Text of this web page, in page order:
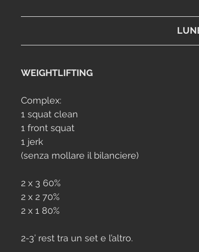
WEIGHTLIFTING
Complex:
1 squat clean
1 front squat
1 jerk
(senza mollare il bilanciere)
2 x 3 60%
2 x 2 70%
2 x 1 80%
2-3’ rest tra un set e l’altro.